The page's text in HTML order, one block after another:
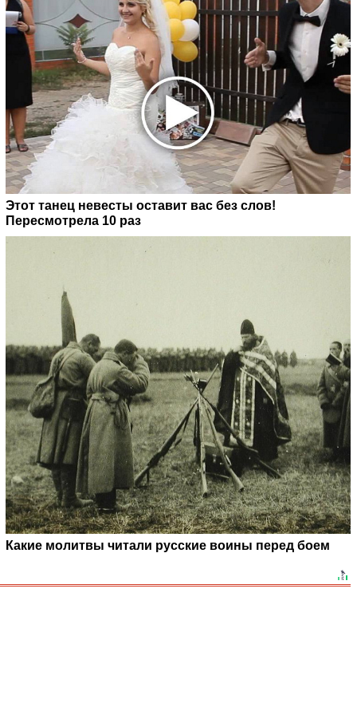
Этот танец невесты оставит вас без слов!
Пересмотрела 10 раз
Какие молитвы читали русские воины перед боем